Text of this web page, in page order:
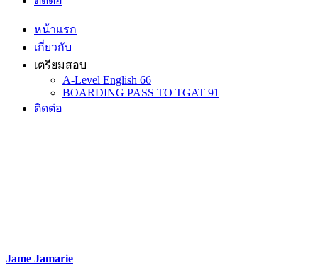
หน้าแรก
เกี่ยวกับ
เตรียมสอบ
A-Level English 66
BOARDING PASS TO TGAT 91
ติดต่อ
Jame Jamarie